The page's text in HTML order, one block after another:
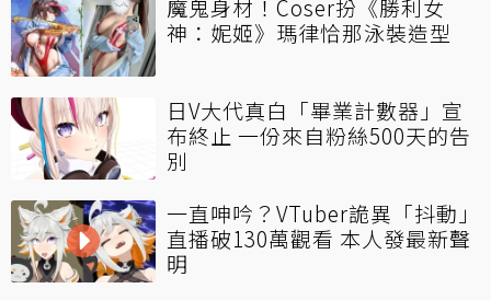
魔鬼身材！Coser扮《勝利女
神：妮姬》瑪律恰那泳裝造型
日V大代真白「畢業計數器」宣
布終止 一份來自粉絲500天的告
別
一直呻吟？VTuber詭異「抖動」
直播破130萬觀看 本人發最新聲
明